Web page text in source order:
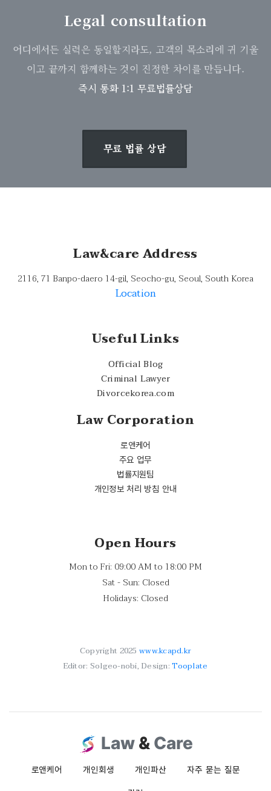
Legal consultation
어디에서든 실력은 동일할지라도, 고객의 목소리에 귀 기울
이고 끝까지 함께하는 것이 진정한 차이를 만듭니다.
즉시 통화 1:1 무료법률상담
무료 법률 상담
Law&care Address
2116, 71 Banpo-daero 14-gil, Seocho-gu, Seoul, South Korea
Location
Useful Links
Official Blog
Criminal Lawyer
Divorcekorea.com
Law Corporation
로앤케어
주요 업무
법률지원팀
개인정보 처리 방침 안내
Open Hours
Mon to Fri: 09:00 AM to 18:00 PM
Sat - Sun: Closed
Holidays: Closed
Copyright 2025www.kcapd.kr
Editor: Solgeo-nobi, Design:Tooplate
Law & Care
로앤케어 개인회생 개인파산 자주 묻는 질문